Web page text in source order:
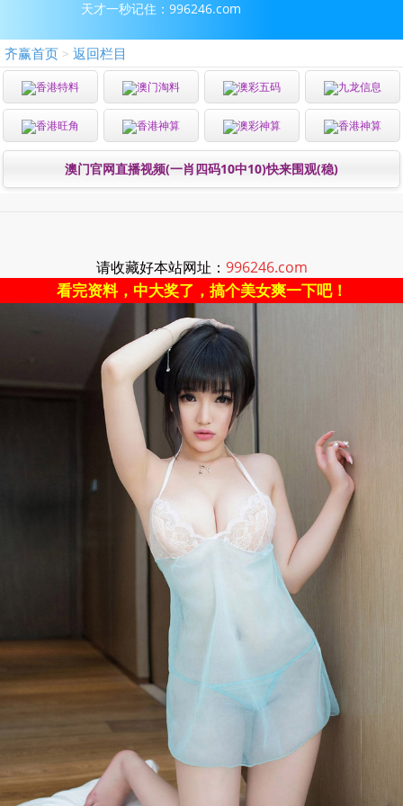
天才一秒记住：996246.com
齐赢首页 > 返回栏目
香港特料 澳门淘料 澳彩五码 九龙信息
香港旺角 香港神算 澳彩神算 香港神算
澳门官网直播视频(一肖四码10中10)快来围观(稳)
请收藏好本站网址： 996246.com
看完资料，中大奖了，搞个美女爽一下吧！